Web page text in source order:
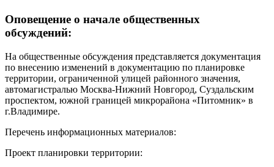
Оповещение о начале общественных
обсуждений:
На общественные обсуждения представляется документация
по внесению изменений в документацию по планировке
территории, ограниченной улицей районного значения,
автомагистралью Москва-Нижний Новгород, Суздальским
проспектом, южной границей микрорайона «Питомник» в
г.Владимире.
Перечень информационных материалов:
Проект планировки территории: